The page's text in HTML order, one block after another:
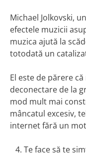
Michael Jolkovski,
efectele muzicii
muzica ajută la
totodată un
El este de părere
deconectare de la
mod mult mai
mâncatul excesiv,
internet fără un
Te face să te